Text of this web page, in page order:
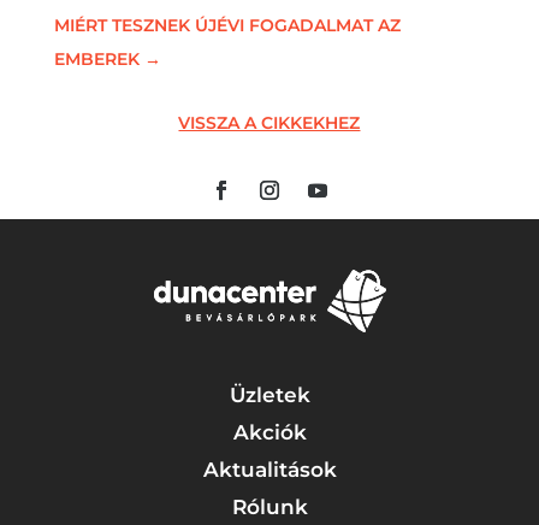
MIÉRT TESZNEK ÚJÉVI FOGADALMAT AZ
EMBEREK→
VISSZA A CIKKEKHEZ
Üzletek
Akciók
Aktualitások
Rólunk